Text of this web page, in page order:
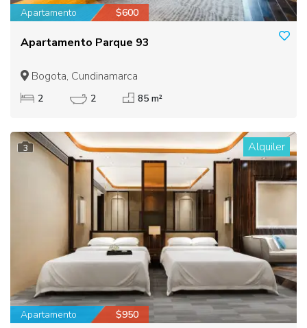
Apartamento $600
Apartamento Parque 93
Bogota, Cundinamarca
2 2 85 m²
3 Alquiler
Apartamento $950